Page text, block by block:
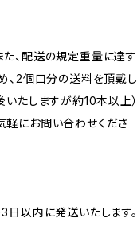
た、配送の規定重量に達す
、2個口分の送料を頂戴し
いたしますが約10本以上）
軽にお問い合わせくださ
以内に発送いたします。